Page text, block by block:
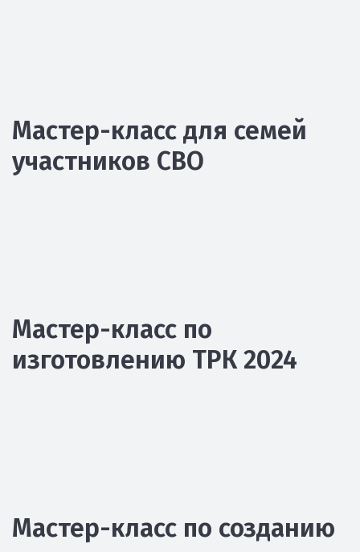
Мастер-класс для семей
участников СВО
Мастер-класс по
изготовлению ТРК 2024
Мастер-класс по созданию